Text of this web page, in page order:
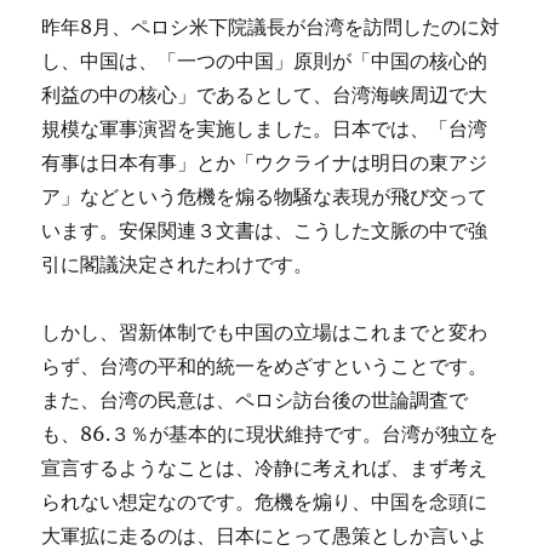
昨年8月、ペロシ米下院議長が台湾を訪問したのに対
し、中国は、「一つの中国」原則が「中国の核心的
利益の中の核心」であるとして、台湾海峡周辺で大
規模な軍事演習を実施しました。日本では、「台湾
有事は日本有事」とか「ウクライナは明日の東アジ
ア」などという危機を煽る物騒な表現が飛び交って
います。安保関連３文書は、こうした文脈の中で強
引に閣議決定されたわけです。
しかし、習新体制でも中国の立場はこれまでと変わ
らず、台湾の平和的統一をめざすということです。
また、台湾の民意は、ペロシ訪台後の世論調査で
も、86.３％が基本的に現状維持です。台湾が独立を
宣言するようなことは、冷静に考えれば、まず考え
られない想定なのです。危機を煽り、中国を念頭に
大軍拡に走るのは、日本にとって愚策としか言いよ